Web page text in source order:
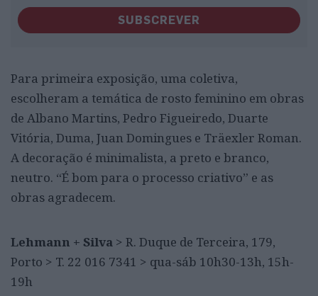
SUBSCREVER
Para primeira exposição, uma coletiva,
escolheram a temática de rosto feminino em obras
de Albano Martins, Pedro Figueiredo, Duarte
Vitória, Duma, Juan Domingues e Träexler Roman.
A decoração é minimalista, a preto e branco,
neutro. “É bom para o processo criativo” e as
obras agradecem.
Lehmann + Silva > R. Duque de Terceira, 179,
Porto > T. 22 016 7341 > qua-sáb 10h30-13h, 15h-
19h